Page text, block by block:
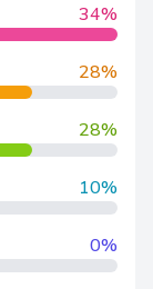
34%
28%
28%
10%
0%